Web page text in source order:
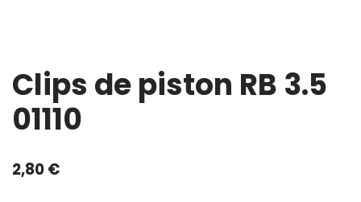
Clips de piston RB 3.5
01110
2,80€